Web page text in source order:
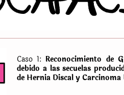
Caso 1:Reconocimiento de
debido a las secuelas
de Hernia Discal y